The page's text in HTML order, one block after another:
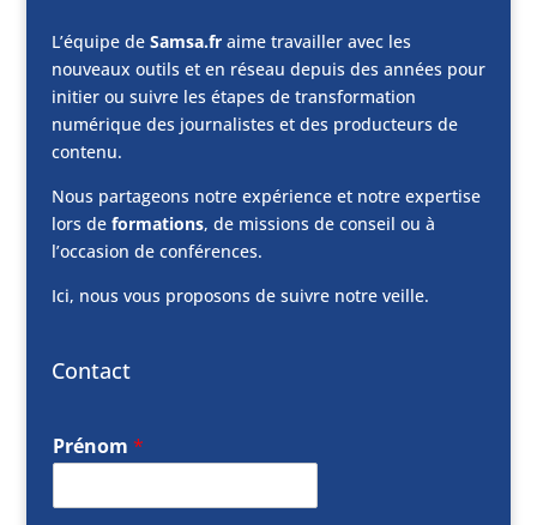
L’équipe de Samsa.fraime travailler avec les
nouveaux outils et en réseau depuis des années pour
initier ou suivre les étapes de transformation
numérique des journalistes et des producteurs de
contenu.
Nous partageons notre expérience et notre expertise
lors de formations, de missions de conseil ou à
l’occasion de conférences.
Ici, nous vous proposons de suivre notre veille.
Contact
Prénom *